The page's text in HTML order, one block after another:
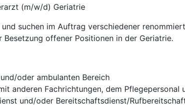
(m/w/d) Geriatrie
suchen im Auftrag verschiedener
offener Positionen in der Geriatrie.
oder ambulanten Bereich
anderen Fachrichtungen, dem Pflegepersonal
und/oder Bereitschaftsdienst/